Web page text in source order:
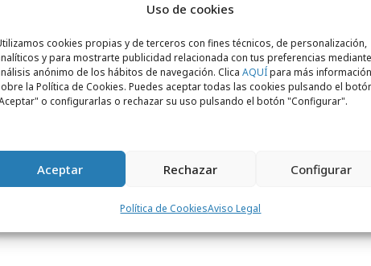
Uso de cookies
cookies propias y de terceros con fines técnicos, de personalización,
y para mostrarte publicidad relacionada con tus preferencias
anónimo de los hábitos de navegación. Clica AQUÍpara más información
la Política de Cookies. Puedes aceptar todas las cookies pulsando el
o configurarlas o rechazar su uso pulsando el botón "Configurar".
Aceptar Rechazar Configurar
Política de CookiesAviso Legal
que se celebre en 2018, de las sesiones
las que Google acoge diferentes eventos
con el Festival Cannes Lions, en
innovación españolas. Se da la
reconocimiento al “Anunciante del Año”.